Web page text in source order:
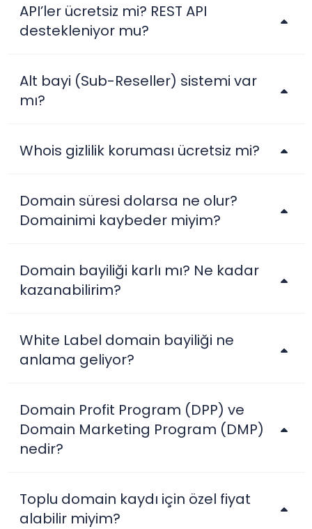
API’ler ücretsiz mi? REST API
destekleniyor mu?
Alt bayi (Sub-Reseller) sistemi var
mı?
Whois gizlilik koruması ücretsiz mi?
Domain süresi dolarsa ne olur?
Domainimi kaybeder miyim?
Domain bayiliği karlı mı? Ne kadar
kazanabilirim?
White Label domain bayiliği ne
anlama geliyor?
Domain Profit Program (DPP) ve
Domain Marketing Program (DMP)
nedir?
Toplu domain kaydı için özel fiyat
alabilir miyim?